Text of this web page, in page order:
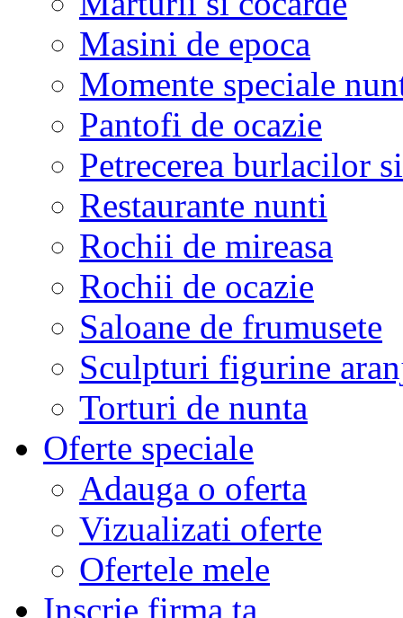
Masini de epoca
Momente speciale
Pantofi de ocazie
Petrecerea burlacilor
Restaurante nunti
Rochii de mireasa
Rochii de ocazie
Saloane de frumusete
Sculpturi figurine
Torturi de nunta
Oferte speciale
Adauga o oferta
Vizualizati oferte
Ofertele mele
Inscrie firma ta